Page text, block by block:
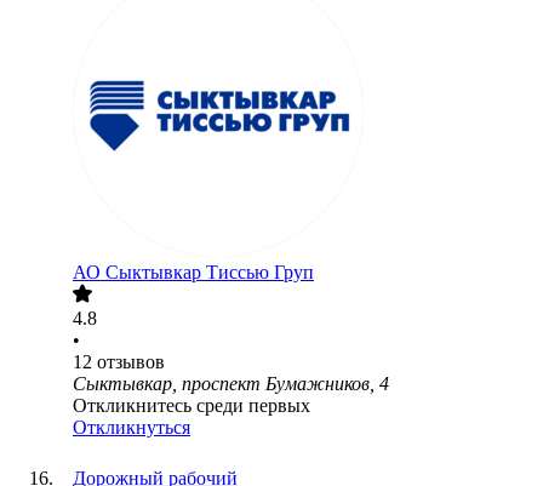
АО Сыктывкар Тиссью Груп
4.8
•
12 отзывов
Сыктывкар, проспект Бумажников, 4
Откликнитесь среди первых
Откликнуться
Дорожный рабочий